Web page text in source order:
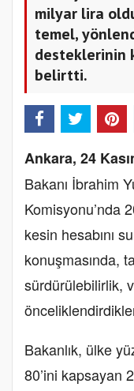
milyar lira
temel,
desteklerinin
belirtti.
Ankara, 24
Bakanı İbrahim
Komisyonu’nda
kesin hesabını
konuşmasında,
sürdürülebilirlik,
Bakanlık, ülke
80’ini kapsayan